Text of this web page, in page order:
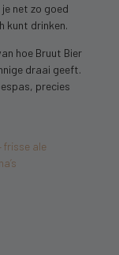
net zo goed
kunt drinken.
hoe Bruut Bier
draai geeft.
precies